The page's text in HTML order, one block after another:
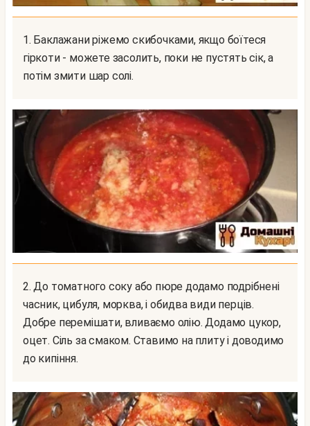
1. Баклажани ріжемо скибочками, якщо боїтеся
гіркоти - можете засолить, поки не пустять сік, а
потім змити шар солі.
2. До томатного соку або пюре додамо подрібнені
часник, цибуля, морква, і обидва види перців.
Добре перемішати, вливаємо олію. Додамо цукор,
оцет. Сіль за смаком. Ставимо на плиту і доводимо
до кипіння.